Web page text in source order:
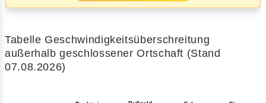
Tabelle Geschwindigkeitsüberschreitung
außerhalb geschlossener Ortschaft (Stand
07.08.2026)